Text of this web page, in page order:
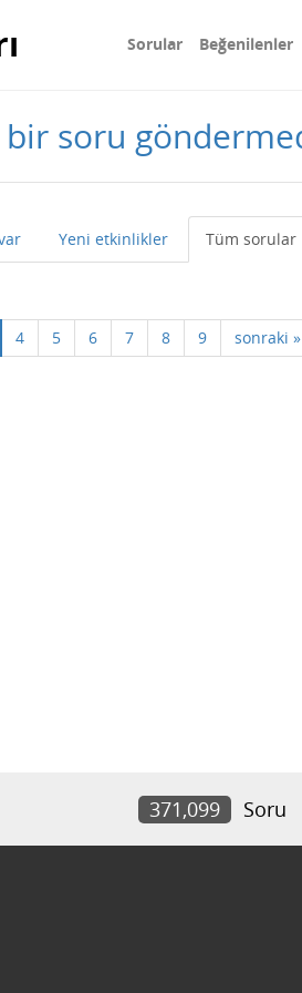
Sorular Beğenilenler
bir soru
Yeni etkinlikler Tüm sorular
4 5 6 7 8 9 sonraki »
371,099 Soru